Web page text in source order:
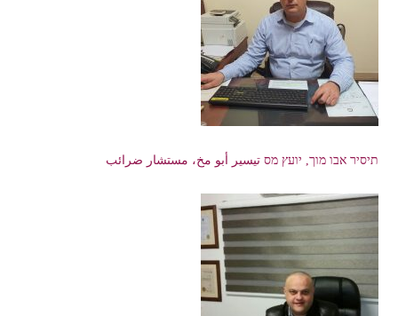
תיסיר אבו מוך, יועץ מס تيسير أبو مخ، مستشار ضرائب